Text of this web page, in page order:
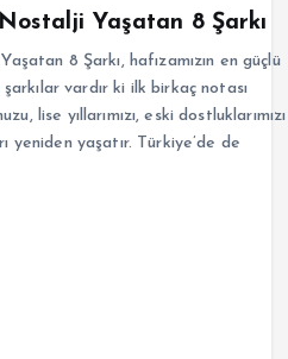
Yaşatan 8 Şarkı
8 Şarkı, hafızamızın en güçlü
vardır ki ilk birkaç notası
lise yıllarımızı, eski dostluklarımızı
yeniden yaşatır. Türkiye’de de